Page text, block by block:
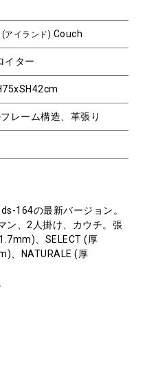
(アイランド) Couch
イター
レーム構造、革張り
164の最新バージョン。
ン、2人掛け、カウチ。張
、SELECT (厚
、NATURALE (厚